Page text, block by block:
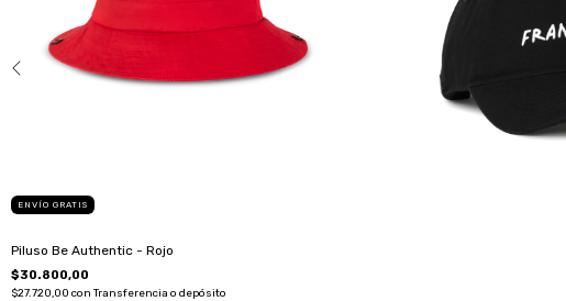
ENVÍO GRATIS
Piluso Be Authentic - Rojo
$30.800,00
$27.720,00 con Transferencia o depósito